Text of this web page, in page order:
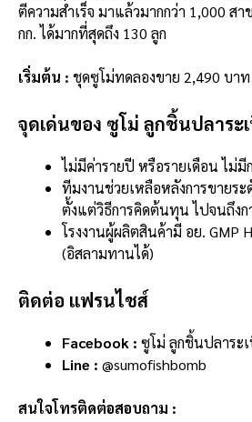
ตีความสำเร็จ มาแล้วมากกว่า 1,000 ส
กก. ได้มากที่สุดถึง 130 ลูก
เริ่มต้น : ชุดซูโม่ทดลองขาย 2,490 บาท
จุดเด่นของ ซูโม่ ลูกชิ้นปลาระ
ไม่มีค่ารายปี หรือรายเดือน ไม่
ทีมงานช่วยเหลือหลังการขายร
ตั้งแต่วิธีการคิดต้นทุน ไปจนถึงก
โรงงานผู้ผลิตสินค้ามี อย. GMP
(อิสลามทานได้)
ติดต่อ แฟรนไชส์
Facebook : ซูโม่ ลูกชิ้นปลาระ
Line : @sumofishbomb
สนใจโทรติดต่อสอบถาม :